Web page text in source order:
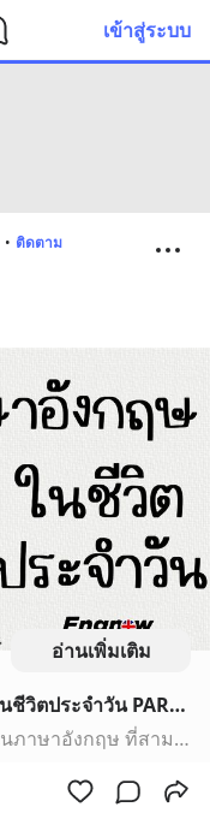
เข้าสู่ระบบ
• ติดตาม
อ่านเพิ่มเติม
มาฝึกกันให้โปร!! วลีในภาษาอังกฤษในชีวิตประจำวัน PART 2 - Engnow.in.th เรียนภาษาอังกฤษออนไลน์
สวัสดีค่าาาา “มาเจอกันอีกแล้วกับวลีในภาษาอังกฤษ ที่สามารถเอาไปใช้ได้ง่ายๆในชีวิตประจำวัน พร้อมกับตัวอย่างที่เข้าใจได้ง่ายมากๆ มาลองฝึกพูดและฝึกแต่งประโยคกันเลยดีกว่า” . . . 1. I gotta + (verb) ตัวอย่างเช่น I gotta go to school. ฉันต้องไปโรงเรียนแล้ว 2. I would like to + (verb) ตัวอย่างเช่น I would l…